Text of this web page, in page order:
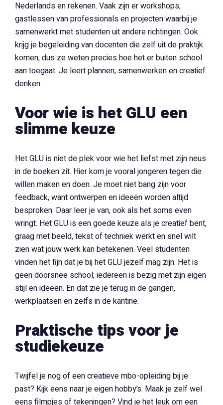
Nederlands en rekenen. Vaak zijn er workshops,
gastlessen van professionals en projecten waarbij je
samenwerkt met studenten uit andere richtingen. Ook
krijg je begeleiding van docenten die zelf uit de praktijk
komen, dus ze weten precies hoe het er buiten school
aan toegaat. Je leert plannen, samenwerken en creatief
denken.
Voor wie is het GLU een
slimme keuze
Het GLU is niet de plek voor wie het liefst met zijn neus
in de boeken zit. Hier kom je vooral jongeren tegen die
willen maken en doen. Je moet niet bang zijn voor
feedback, want ontwerpen en ideeën worden altijd
besproken. Daar leer je van, ook als het soms even
wringt. Het GLU is een goede keuze als je creatief bent,
graag met beeld, tekst of techniek werkt en snel wilt
zien wat jouw werk kan betekenen. Veel studenten
vinden het fijn dat je bij het GLU jezelf mag zijn. Het is
geen doorsnee school; iedereen is bezig met zijn eigen
stijl en ideeën. En dat zie je terug in de gangen,
werkplaatsen en zelfs in de kantine.
Praktische tips voor je
studiekeuze
Twijfel je nog of een creatieve mbo-opleiding bij je
past? Kijk eens naar je eigen hobby’s. Maak je zelf wel
eens filmpjes of tekeningen? Vind je het leuk om een